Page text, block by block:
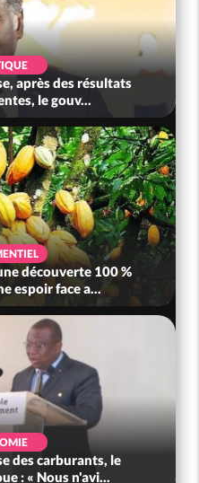
après des résultats
le gouv...
découverte 100 %
espoir face a...
des carburants, le
: « Nous n'avi...